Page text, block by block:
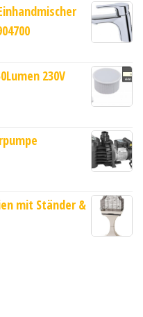
230V
mit Ständer &